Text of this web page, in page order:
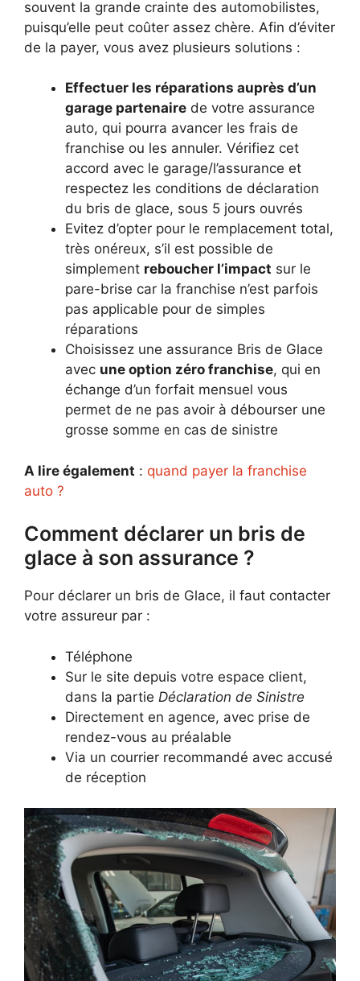
souvent la grande crainte des automobilistes,
puisqu’elle peut coûter assez chère. Afin d’éviter
de la payer, vous avez plusieurs solutions :
Effectuer les réparations auprès d’un
garage partenaire de votre assurance
auto, qui pourra avancer les frais de
franchise ou les annuler. Vérifiez cet
accord avec le garage/l’assurance et
respectez les conditions de déclaration
du bris de glace, sous 5 jours ouvrés
Evitez d’opter pour le remplacement total,
très onéreux, s’il est possible de
simplement reboucher l’impact sur le
pare-brise car la franchise n’est parfois
pas applicable pour de simples
réparations
Choisissez une assurance Bris de Glace
avec une option zéro franchise, qui en
échange d’un forfait mensuel vous
permet de ne pas avoir à débourser une
grosse somme en cas de sinistre
A lire également : quand payer la franchise
auto ?
Comment déclarer un bris de
glace à son assurance ?
Pour déclarer un bris de Glace, il faut contacter
votre assureur par :
Téléphone
Sur le site depuis votre espace client,
dans la partie Déclaration de Sinistre
Directement en agence, avec prise de
rendez-vous au préalable
Via un courrier recommandé avec accusé
de réception